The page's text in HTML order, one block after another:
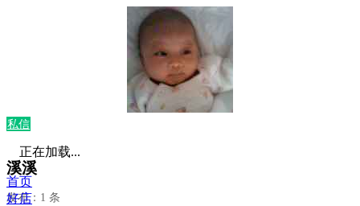
私信
溪溪
发布：1 条
正在加载...
首页
好店